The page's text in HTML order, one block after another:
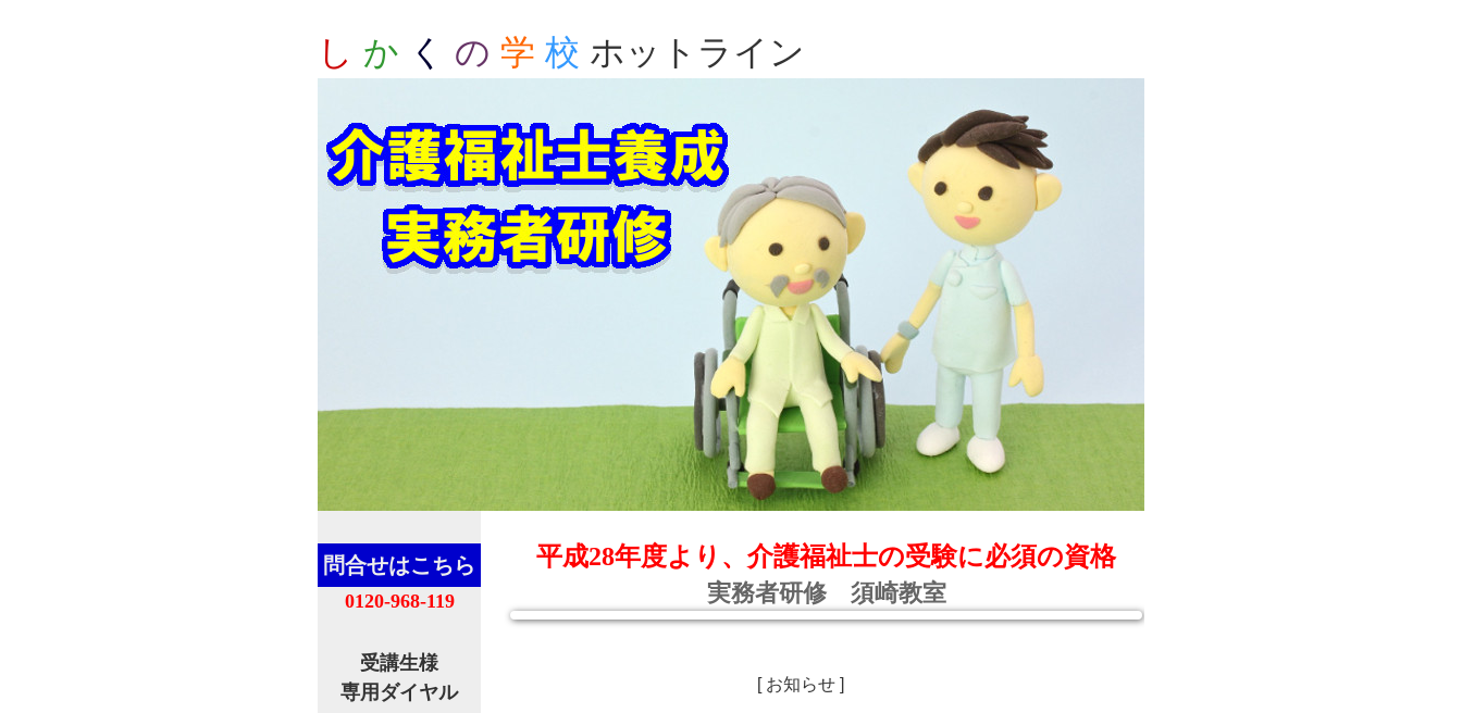
し か く の 学 校 ホットライン
平成28年度より、介護福祉士の受験に必須の資格
実務者研修 須崎教室
[ お知らせ ]
問合せはこちら
0120-968-119
受講生様
専用ダイヤル